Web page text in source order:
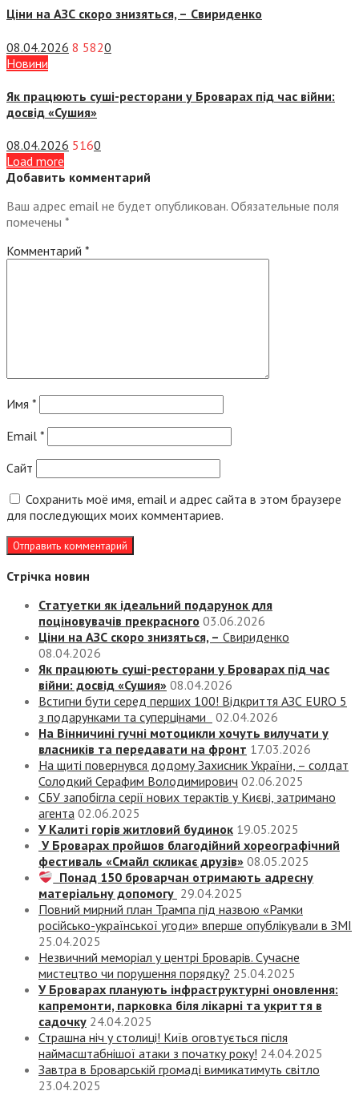
Ціни на АЗС скоро знизяться, – Свириденко
08.04.2026 8 5820
Новини
Як працюють суші-ресторани у Броварах під час війни:
досвід «Сушия»
08.04.2026 5160
Load more
Добавить комментарий
Ваш адрес email не будет опубликован. Обязательные поля
помечены *
Комментарий *
Имя *
Email *
Сайт
Сохранить моё имя, email и адрес сайта в этом браузере
для последующих моих комментариев.
Стрічка новин
Статуетки як ідеальний подарунок для
поціновувачів прекрасного 03.06.2026
Ціни на АЗС скоро знизяться, – Свириденко
08.04.2026
Як працюють суші-ресторани у Броварах під час
війни: досвід «Сушия» 08.04.2026
Встигни бути серед перших 100! Відкриття АЗС EURO 5
з подарунками та суперцінами
02.04.2026
На Вінничині гучні мотоцикли хочуть вилучати у
власників та передавати на фронт 17.03.2026
На щиті повернувся додому Захисник України, – солдат
Солодкий Серафим Володимирович 02.06.2025
СБУ запобігла серії нових терактів у Києві, затримано
агента 02.06.2025
У Калиті горів житловий будинок 19.05.2025
У Броварах пройшов благодійний хореографічний
фестиваль «Смайл скликає друзів» 08.05.2025
Понад 150 броварчан отримають адресну
матеріальну допомогу 29.04.2025
Повний мирний план Трампа під назвою «‎Рамки
російсько-української угоди» вперше опублікували в ЗМІ
25.04.2025
Незвичний меморіал у центрі Броварів. Сучасне
мистецтво чи порушення порядку? 25.04.2025
У Броварах планують інфраструктурні оновлення:
капремонти, парковка біля лікарні та укриття в
садочку 24.04.2025
Страшна ніч у столиці! Київ оговтується після
наймасштабнішої атаки з початку року! 24.04.2025
Завтра в Броварській громаді вимикатимуть світло
23.04.2025